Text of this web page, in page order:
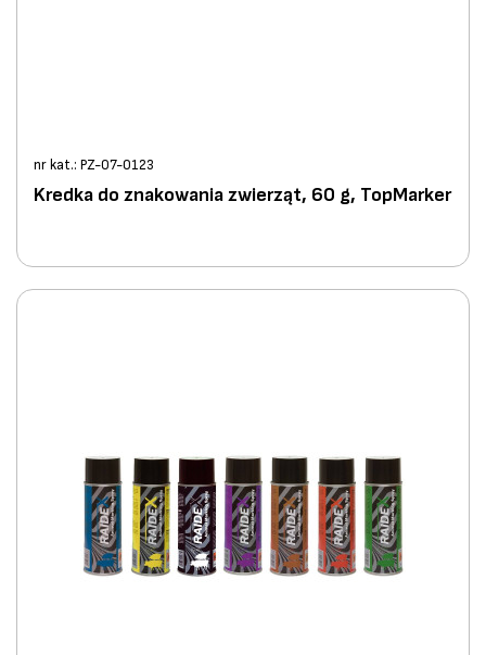
nr kat.: PZ-07-0123
Kredka do znakowania zwierząt, 60 g, TopMarker